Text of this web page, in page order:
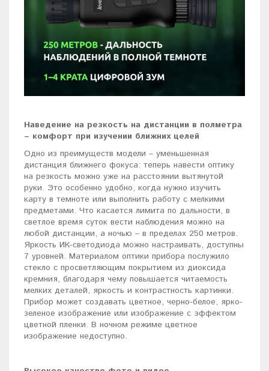
Наведение на резкость на дистанции в полметра
– комфорт при изучении ближних целей
Одно из преимуществ модели – уменьшенная
дистанция ближнего фокуса: теперь навести оптику
на резкость можно уже на расстоянии вытянутой
руки. Это особенно удобно, когда нужно изучить
карту в темноте или выполнить работу с мелкими
предметами. Что касается лимита по дальности, в
светлое время суток вести наблюдения можно на
любой дистанции, а ночью – в пределах 250 метров.
Яркость ИК-светодиода можно настраивать, доступны
7 уровней. Материалом оптики прибора послужило
стекло с просветляющим покрытием из диоксида
кремния, благодаря чему повышается читаемость
мелких деталей, яркость и контрастность картинки.
Прибор может создавать цветное, черно-белое, ярко-
зеленое изображение или изображение с эффектом
цветной пленки. В ночном режиме цветное
изображение недоступно.